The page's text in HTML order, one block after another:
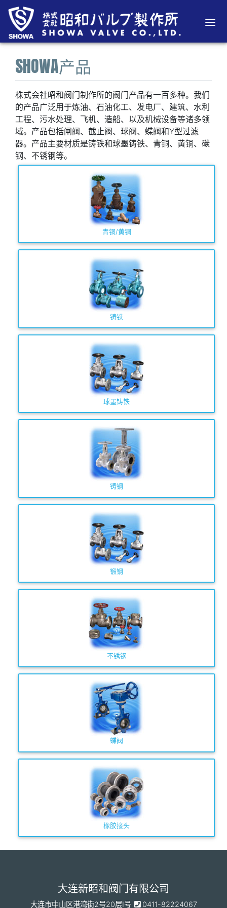
SHOWA产品
株式会社昭和阀门制作所的阀门产品有一百多种。我们
的产品广泛用于炼油、石油化工、发电厂、建筑、水利
工程、污水处理、飞机、造船、以及机械设备等诸多领
域。产品包括闸阀、截止阀、球阀、蝶阀和Y型过滤
器。产品主要材质是铸铁和球墨铸铁、青铜、黄铜、碳
钢、不锈钢等。
青铜/黄铜
铸铁
球墨铸铁
铸钢
锻钢
不锈钢
蝶阀
橡胶接头
大连新昭和阀门有限公司
大连市中山区港湾街2号20层I号 0411-82224067